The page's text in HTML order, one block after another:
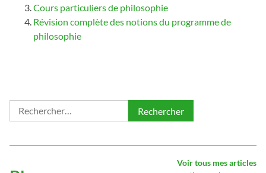
Cours particuliers de philosophie
Révision complète des notions du programme de
philosophie
Rechercher :
Voir tous mes articles